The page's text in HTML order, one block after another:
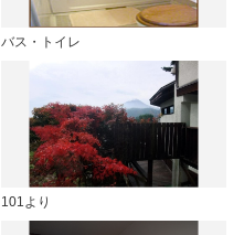
バス・トイレ
101より